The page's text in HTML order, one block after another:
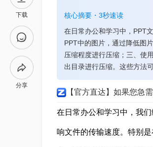
下载
分享
核心摘要・3秒速读
在日常办公和学习中，PPT
PPT中的图片，通过降低图
压缩程度进行压缩；三、使
出目录进行压缩。这些方法
【官方直达】如果您急
在日常办公和学习中，我
响文件的传输速度。特别